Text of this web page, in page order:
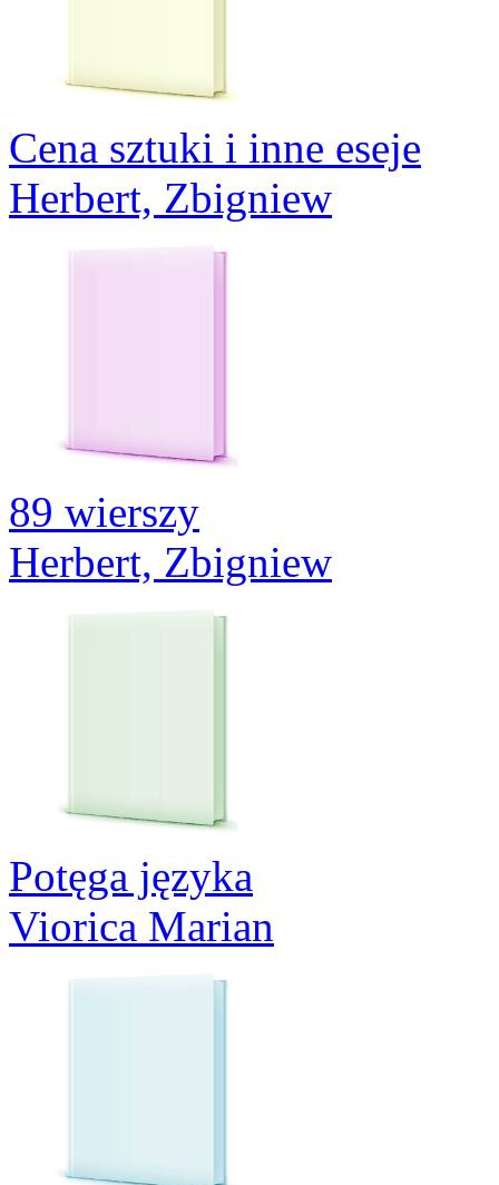
Cena sztuki i inne eseje
Herbert, Zbigniew
89 wierszy
Herbert, Zbigniew
Potęga języka
Viorica Marian